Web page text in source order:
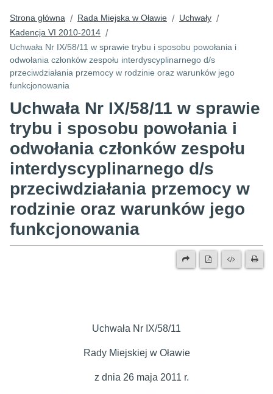
Strona główna / Rada Miejska w Oławie / Uchwały /
Kadencja VI 2010-2014 /
Uchwała Nr IX/58/11 w sprawie trybu i sposobu powołania i
odwołania członków zespołu interdyscyplinarnego d/s
przeciwdziałania przemocy w rodzinie oraz warunków jego
funkcjonowania
Uchwała Nr IX/58/11 w sprawie
trybu i sposobu powołania i
odwołania członków zespołu
interdyscyplinarnego d/s
przeciwdziałania przemocy w
rodzinie oraz warunków jego
funkcjonowania
Uchwała Nr IX/58/11
Rady Miejskiej w Oławie
z dnia 26 maja 2011 r.